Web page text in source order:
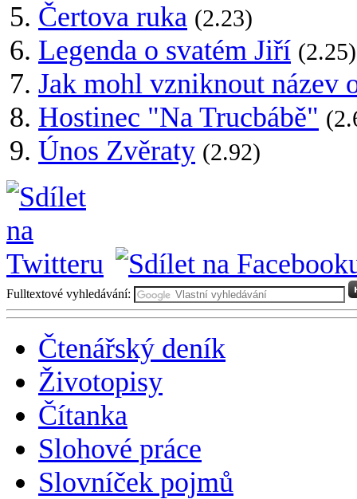
Čertova ruka (2.23)
Legenda o svatém Jiří (2.25)
Jak mohl vzniknout název
Hostinec "Na Trucbábě"
Únos Zvěraty (2.92)
Fulltextové vyhledávání:
Čtenářský deník
Životopisy
Čítanka
Slohové práce
Slovníček pojmů